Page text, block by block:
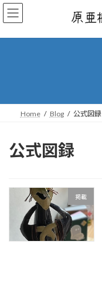
コ
ン
ン
ナ
ビ
ー
Home Blog 公式図録
公式図録
掲載